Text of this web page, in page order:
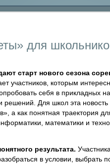
для
старт нового сезона
участников, которым
себя в прикладных
решений. Для школ эта
а как понятная траектория
математики и
результата.
в условии, выбрать